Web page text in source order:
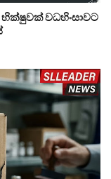
වධහිංසාවට